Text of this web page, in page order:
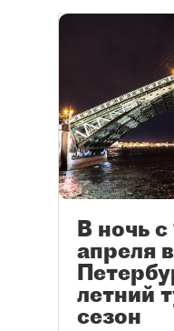
В ночь с
апреля
летний
сезон